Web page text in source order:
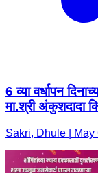
6 व्या वर्धापन
मा.श्री अंकुशदादा
Sakri, Dhule | May